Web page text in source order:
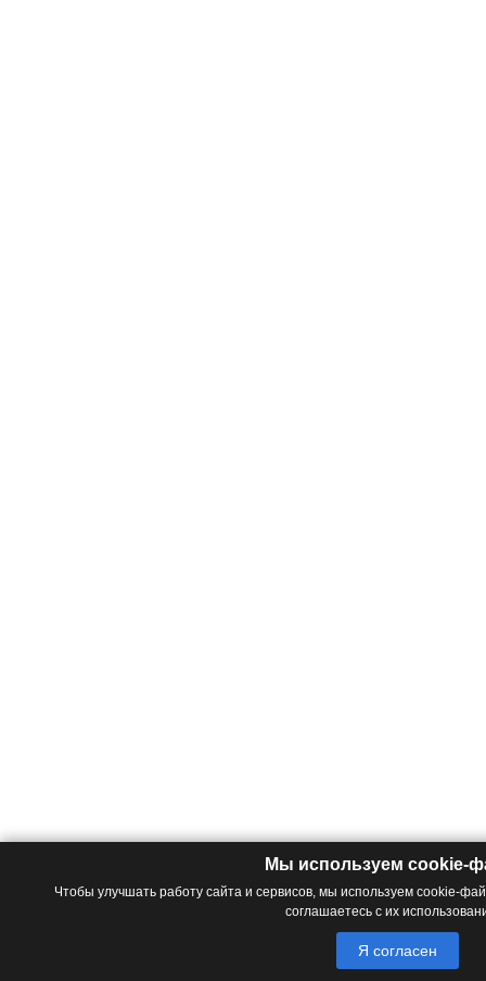
Мы используем cookie-
Чтобы улучшать работу сайта и сервисов, мы используем cookie-
соглашаетесь с их
Я согласен